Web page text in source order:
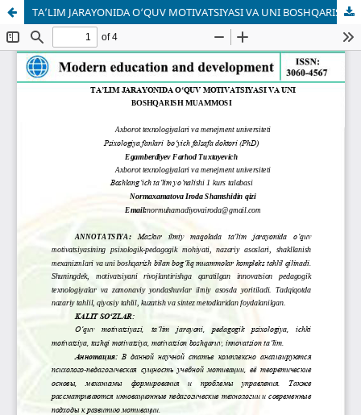
TA’LIM JARAYONIDA O‘QUV MOTIVATSIYASI VA UNI BOSHQARISH MUAMMOSI